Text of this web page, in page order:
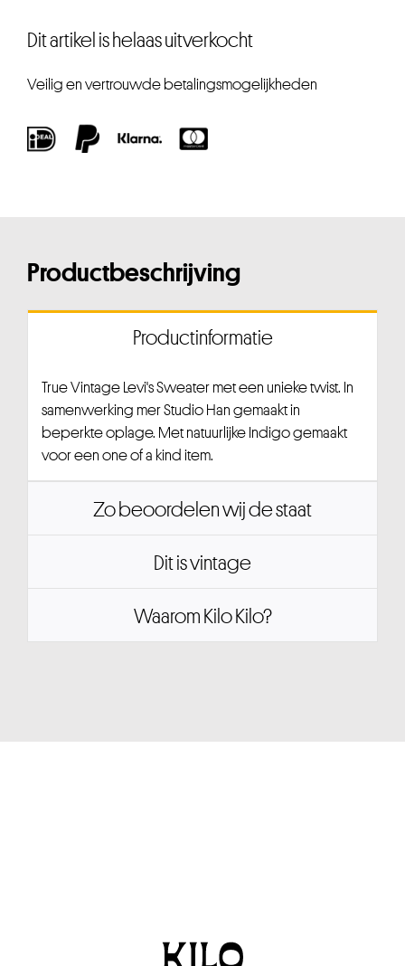
Dit artikel is helaas uitverkocht
Veilig en vertrouwde betalingsmogelijkheden
Productbeschrijving
Productinformatie
True Vintage Levi's Sweater met een unieke twist. In
samenwerking mer Studio Han gemaakt in
beperkte oplage. Met natuurlijke Indigo gemaakt
voor een one of a kind item.
Zo beoordelen wij de staat
Dit is vintage
Waarom Kilo Kilo?